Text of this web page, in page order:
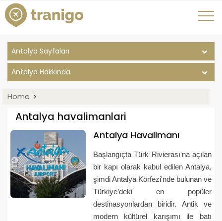
Antalya Sayfaları
Antalya Hakkında
Home
Antalya havalimanlari
Antalya Havalimanı
Başlangıçta Türk Rivierası'na açılan
bir kapı olarak kabul edilen Antalya,
şimdi Antalya Körfezi'nde bulunan ve
Türkiye’deki en popüler
destinasyonlardan biridir. Antik ve
modern kültürel karışımı ile batı